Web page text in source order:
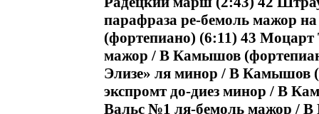
парафраза ре-бемоль мажор
(фортепиано) (6:11) 43
мажор / В Камышов
Элизе» ля минор / В Камышов
экспромт до-диез минор / В
Вальс №1 ля-бемоль мажор /